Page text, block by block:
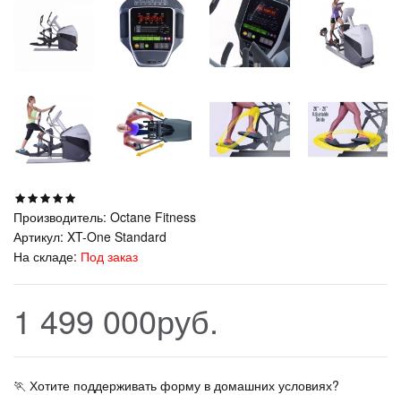
Производитель: Octane Fitness
Артикул: XT-One Standard
На складе: Под заказ
1 499 000руб.
🏃‍ Хотите поддерживать форму в домашних условиях?